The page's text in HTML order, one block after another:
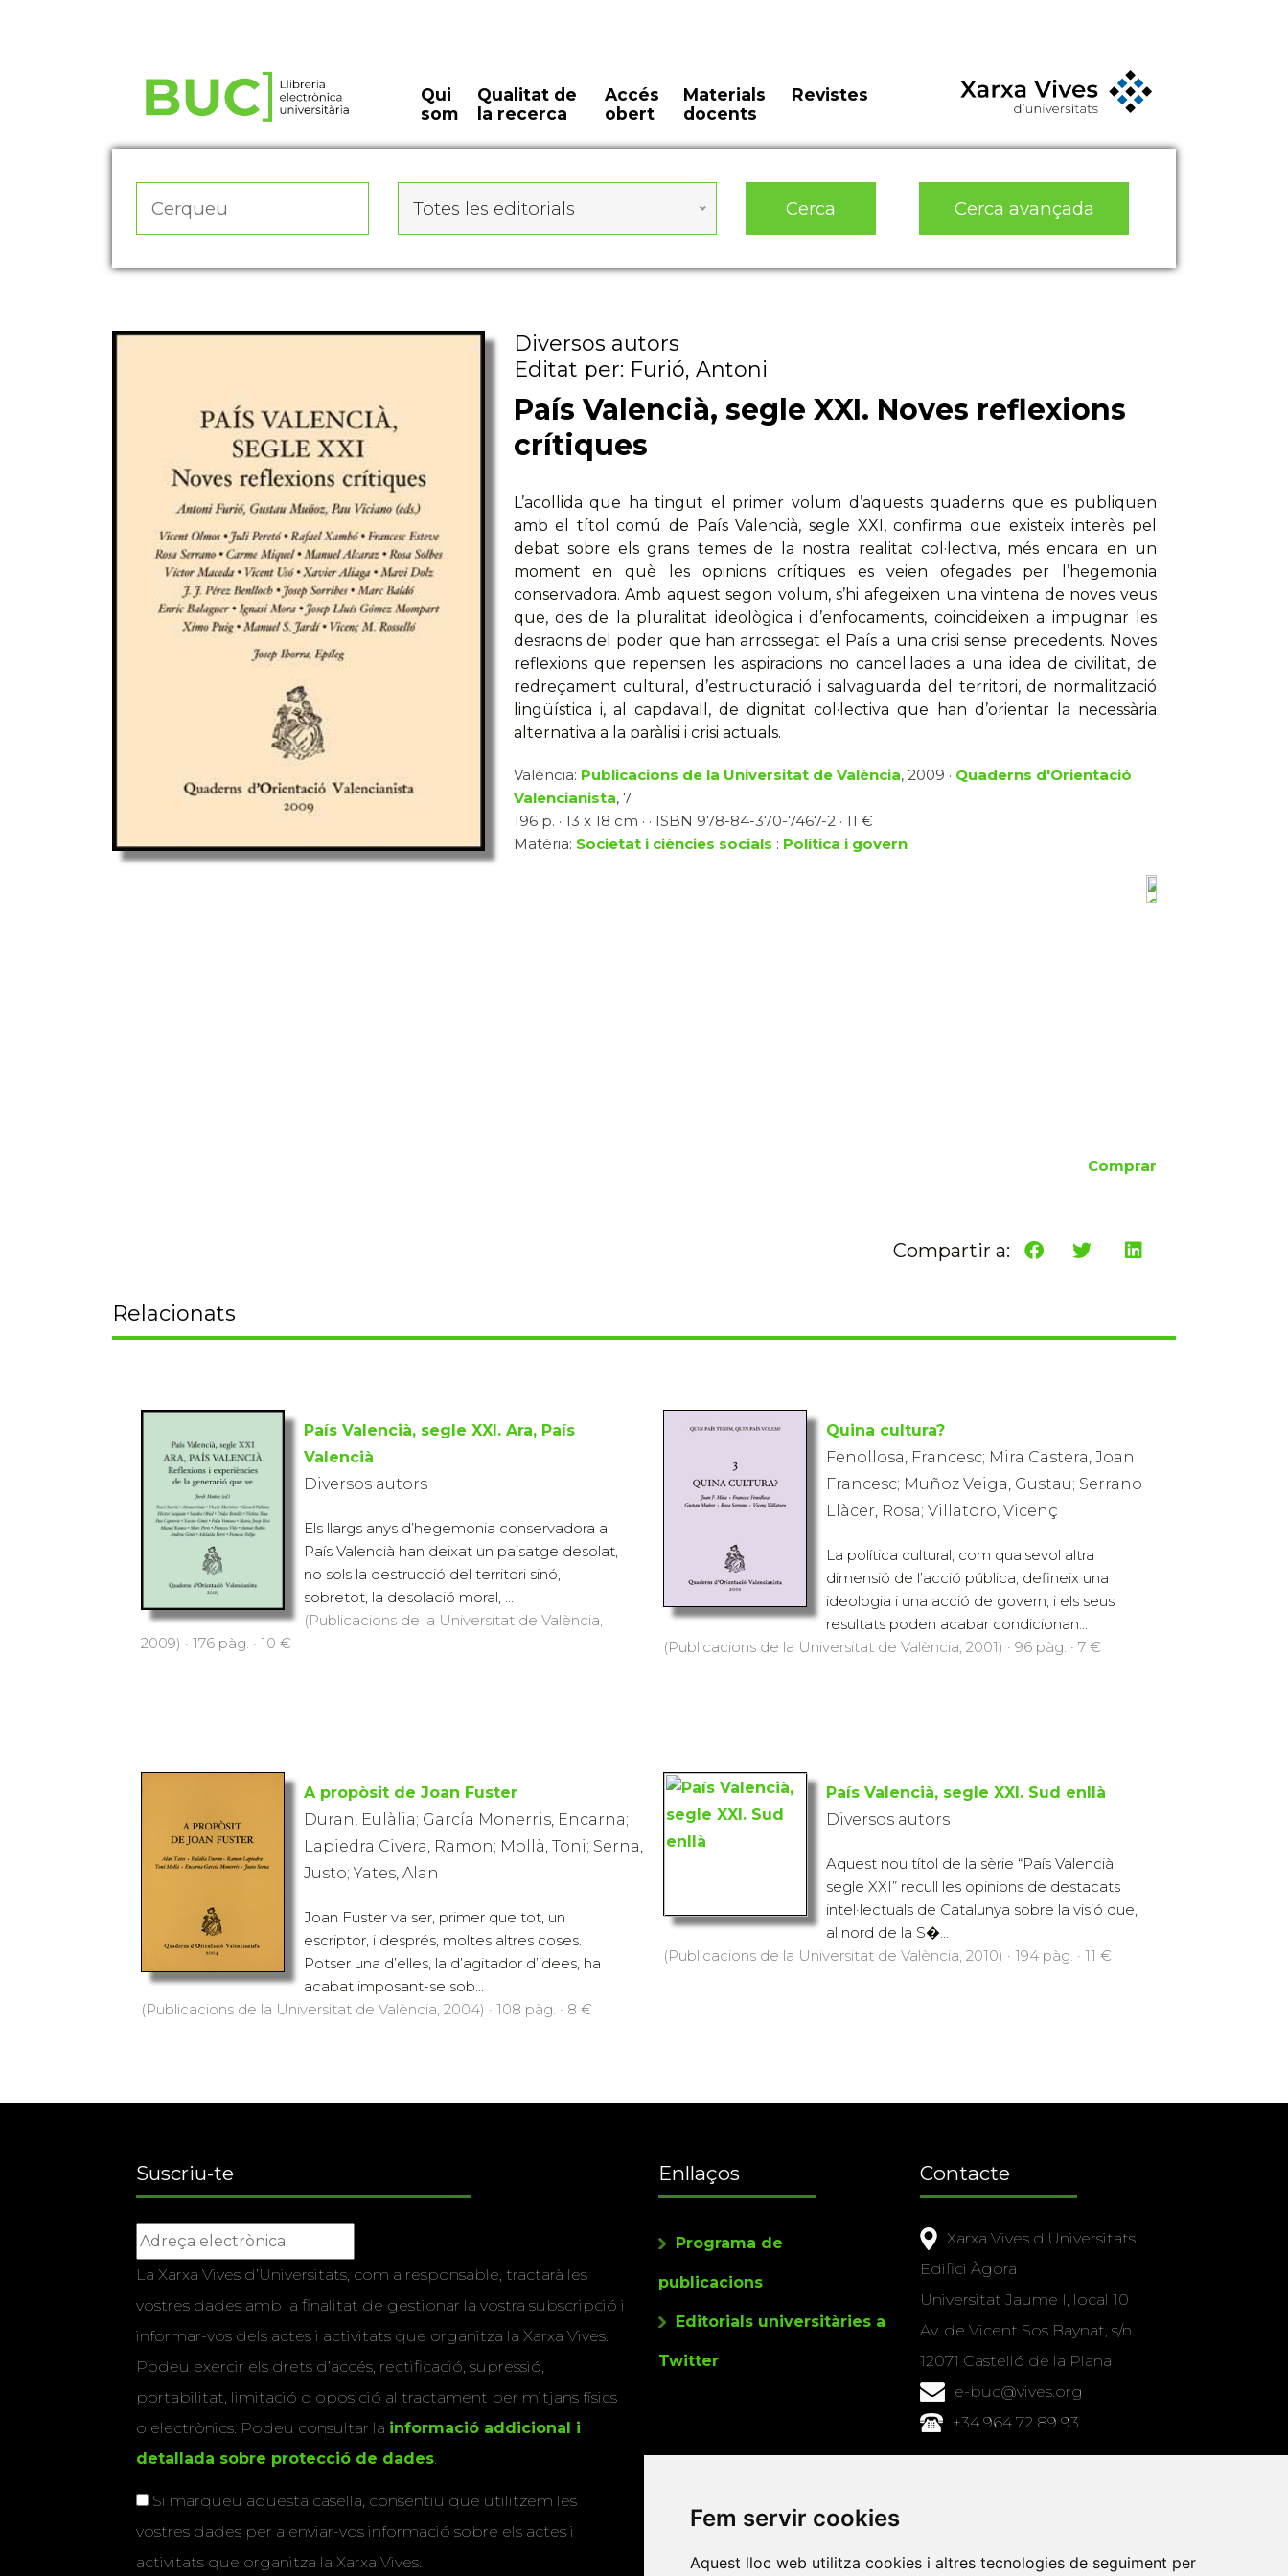
Fem servir cookies
Aquest lloc web utilitza cookies i altres tecnologies de seguiment per
Qui
som
Qualitat de
la recerca
Accés
obert
Materials
docents
Revistes
Totes les editorials Cerca Cerca avançada
Diversos autors
Editat per: Furió, Antoni
País Valencià, segle XXI. Noves reflexions
crítiques
L’acollida que ha tingut el primer volum d’aquests quaderns que es publiquen
amb el títol comú de País Valencià, segle XXI, confirma que existeix interès pel
debat sobre els grans temes de la nostra realitat col·lectiva, més encara en un
moment en què les opinions crítiques es veien ofegades per l’hegemonia
conservadora. Amb aquest segon volum, s’hi afegeixen una vintena de noves veus
que, des de la pluralitat ideològica i d’enfocaments, coincideixen a impugnar les
desraons del poder que han arrossegat el País a una crisi sense precedents. Noves
reflexions que repensen les aspiracions no cancel·lades a una idea de civilitat, de
redreçament cultural, d’estructuració i salvaguarda del territori, de normalització
lingüística i, al capdavall, de dignitat col·lectiva que han d’orientar la necessària
alternativa a la paràlisi i crisi actuals.
València: Publicacions de la Universitat de València, 2009 · Quaderns d'Orientació
Valencianista, 7
196 p. · 13 x 18 cm · · ISBN 978-84-370-7467-2 · 11 €
Matèria: Societat i ciències socials : Política i govern
Comprar
Compartir a:
Relacionats
País Valencià, segle XXI. Ara, País
Valencià
Diversos autors
Els llargs anys d’hegemonia conservadora al
País Valencià han deixat un paisatge desolat,
no sols la destrucció del territori sinó,
sobretot, la desolació moral, ...
(Publicacions de la Universitat de València,
2009) · 176 pàg. · 10 €
Quina cultura?
Fenollosa, Francesc; Mira Castera, Joan
Francesc; Muñoz Veiga, Gustau; Serrano
Llàcer, Rosa; Villatoro, Vicenç
La política cultural, com qualsevol altra
dimensió de l’acció pública, defineix una
ideologia i una acció de govern, i els seus
resultats poden acabar condicionan...
(Publicacions de la Universitat de València, 2001) · 96 pàg. · 7 €
A propòsit de Joan Fuster
Duran, Eulàlia; García Monerris, Encarna;
Lapiedra Civera, Ramon; Mollà, Toni; Serna,
Justo; Yates, Alan
Joan Fuster va ser, primer que tot, un
escriptor, i després, moltes altres coses.
Potser una d’elles, la d’agitador d’idees, ha
acabat imposant-se sob...
(Publicacions de la Universitat de València, 2004) · 108 pàg. · 8 €
País Valencià, segle XXI. Sud enllà
Diversos autors
Aquest nou títol de la sèrie “País Valencià,
segle XXI” recull les opinions de destacats
intel·lectuals de Catalunya sobre la visió que,
al nord de la S�...
(Publicacions de la Universitat de València, 2010) · 194 pàg. · 11 €
Suscriu-te
La Xarxa Vives d’Universitats, com a responsable, tractarà les
vostres dades amb la finalitat de gestionar la vostra subscripció i
informar-vos dels actes i activitats que organitza la Xarxa Vives.
Podeu exercir els drets d’accés, rectificació, supressió,
portabilitat, limitació o oposició al tractament per mitjans físics
o electrònics. Podeu consultar la informació addicional i
detallada sobre protecció de dades
Si marqueu aquesta casella, consentiu que utilitzem les
vostres dades per a enviar-vos informació sobre els actes i
activitats que organitza la Xarxa Vives.
Enllaços
Programa de
publicacions
Editorials universitàries a
Twitter
Contacte
Xarxa Vives d'Universitats
Edifici Àgora
Universitat Jaume I, local 10
Av. de Vicent Sos Baynat, s/n
12071 Castelló de la Plana
e-buc@vives.org
+34 964 72 89 93